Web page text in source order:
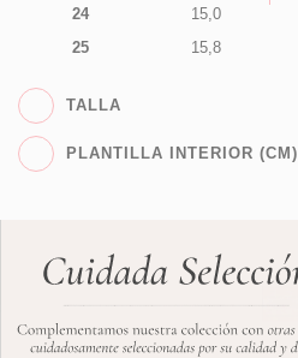
24
15,0
25
15,8
TALLA
PLANTILLA INTERIOR (CM)